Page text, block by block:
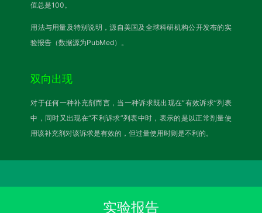
值总是100。
用法与用量及特别说明，源自美国及全球科研机构公开发布的实
验报告（数据源为PubMed）。
双向出现
对于任何一种补充剂而言，当一种诉求既出现在“有效诉求”列表
中，同时又出现在“不利诉求”列表中时，表示的是以正常剂量使
用该补充剂对该诉求是有效的，但过量使用时则是不利的。
实验报告